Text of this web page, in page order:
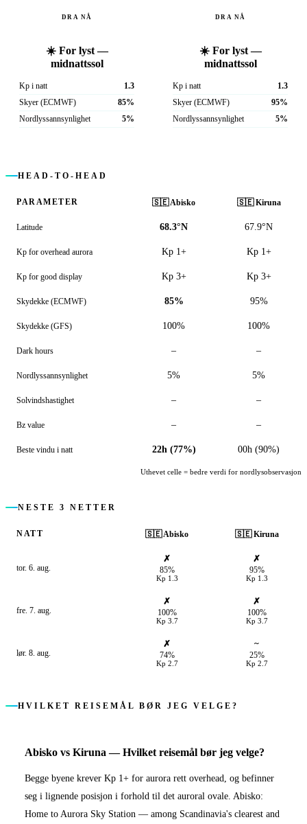
DRA NÅ
☀️ For lyst —
midnattssol
Kp i natt
1.3
Skyer (ECMWF)
85%
Nordlyssannsynlighet
5%
DRA NÅ
☀️ For lyst —
midnattssol
Kp i natt
1.3
Skyer (ECMWF)
95%
Nordlyssannsynlighet
5%
HEAD-TO-HEAD
PARAMETER 🇸🇪Abisko 🇸🇪 Kiruna
Latitude 68.3°N 67.9°N
Kp for overhead aurora Kp 1+ Kp 1+
Kp for good display Kp 3+ Kp 3+
Skydekke (ECMWF) 85% 95%
Skydekke (GFS) 100% 100%
Dark hours – –
Nordlyssannsynlighet 5% 5%
Solvindshastighet – –
Bz value – –
Beste vindu i natt 22h (77%) 00h (90%)
Uthevet celle = bedre verdi for nordlysobservasjon
NESTE 3 NETTER
NATT 🇸🇪 Abisko 🇸🇪 Kiruna
tor. 6. aug.
✗
85%
Kp 1.3
✗
95%
Kp 1.3
fre. 7. aug.
✗
100%
Kp 3.7
✗
100%
Kp 3.7
lør. 8. aug.
✗
74%
Kp 2.7
~
25%
Kp 2.7
HVILKET REISEMÅL BØR JEG VELGE?
Abisko vs Kiruna—Hvilket reisemål bør jeg velge?
Begge byene krever Kp 1+ for aurora rett overhead, og befinner
seg i lignende posisjon i forhold til det auroral ovale. Abisko:
Home to Aurora Sky Station — among Scandinavia's clearest and